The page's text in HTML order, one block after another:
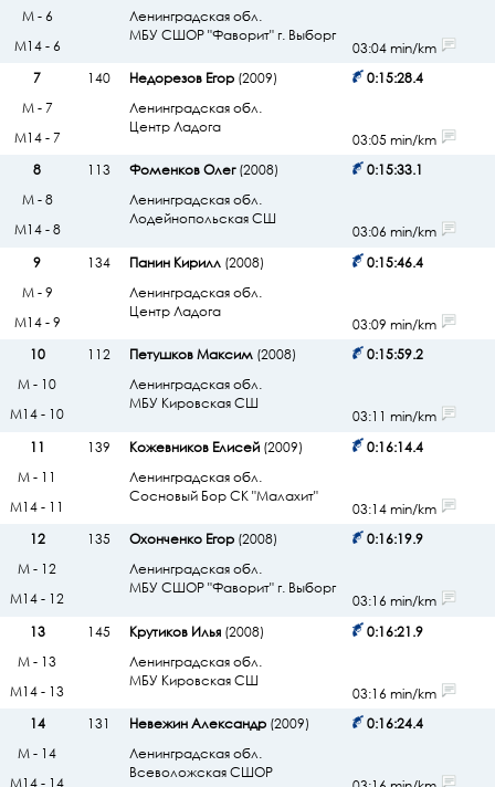
Ленинградская обл.
МБУ СШОР "Фаворит" г. Выборг
М - 6
М14 - 6
03:04 min/km
7
140 Недорезов Егор(2009)
Ленинградская обл.
Центр Ладога
0:15:28.4
М - 7
М14 - 7
03:05 min/km
8
113 Фоменков Олег(2008)
Ленинградская обл.
Лодейнопольская СШ
0:15:33.1
М - 8
М14 - 8
03:06 min/km
9
134 Панин Кирилл(2008)
Ленинградская обл.
Центр Ладога
0:15:46.4
М - 9
М14 - 9
03:09 min/km
10
112 Петушков Максим(2008)
Ленинградская обл.
МБУ Кировская СШ
0:15:59.2
М - 10
М14 - 10
03:11 min/km
11
139 Кожевников Елисей(2009)
Ленинградская обл.
Сосновый Бор СК "Малахит"
0:16:14.4
М - 11
М14 - 11
03:14 min/km
12
135 Охонченко Егор(2008)
Ленинградская обл.
МБУ СШОР "Фаворит" г. Выборг
0:16:19.9
М - 12
М14 - 12
03:16 min/km
13
145 Крутиков Илья(2008)
Ленинградская обл.
МБУ Кировская СШ
0:16:21.9
М - 13
М14 - 13
03:16 min/km
14
131 Невежин Александр(2009)
Ленинградская обл.
Всеволожская СШОР
0:16:24.4
М - 14
М14 - 14